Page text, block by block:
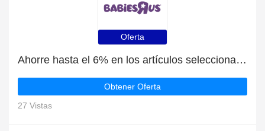
Oferta
Ahorre hasta el 6% en los artículos seleccionados | fin en breve
Obtener Oferta
27 Vistas